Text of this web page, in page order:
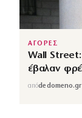
ΑΓΟΡΕΣ
Wall Street:
έβαλαν
απόdedomeno.gr